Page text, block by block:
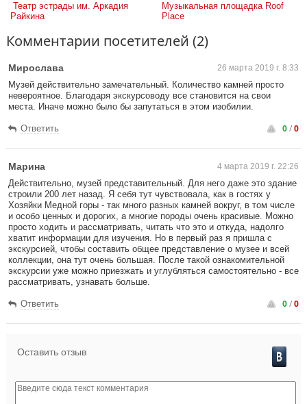
Райкина
Музыкальная площадка Roof
Place
Комментарии посетителей (2)
Мирослава 26 марта 2019 г. 8:33
Музей действительно замечательный. Количество камней просто
невероятное. Благодаря экскурсоводу все становится на свои
места. Иначе можно было бы запутаться в этом изобилии.
Ответить 0/0
Марина 4 марта 2019 г. 22:26
Действительно, музей представительный. Для него даже это здание
строили 200 лет назад. Я себя тут чувствовала, как в гостях у
Хозяйки Медной горы - так много разных камней вокруг, в том числе
и особо ценных и дорогих, а многие породы очень красивые. Можно
просто ходить и рассматривать, читать что это и откуда, надолго
хватит информации для изучения. Но в первый раз я пришла с
экскурсией, чтобы составить общее представление о музее и всей
коллекции, она тут очень большая. После такой ознакомительной
экскурсии уже можно приезжать и углубляться самостоятельно - все
рассматривать, узнавать больше.
Ответить 0/0
Оставить отзыв